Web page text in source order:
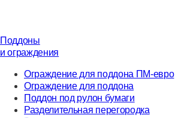
Поддоны
и ограждения
Ограждение для поддона ПМ-евро
Ограждение для поддона
Поддон под рулон бумаги
Разделительная перегородка